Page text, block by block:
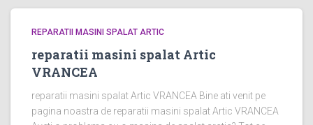
REPARATII MASINI SPALAT ARTIC
reparatii masini spalat Artic
VRANCEA
reparatii masini spalat Artic VRANCEA Bine ati venit pe
pagina noastra de reparatii masini spalat Artic VRANCEA